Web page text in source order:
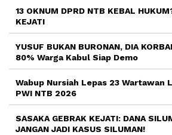
13 OKNUM DPRD NTB KEBAL
KEJATI
YUSUF BUKAN BURONAN, DIA
80% Warga Kabul Siap Demo
Wabup Nursiah Lepas 23 Wartawan
PWI NTB 2026
SASAKA GEBRAK KEJATI: DANA
JANGAN JADI KASUS SILUMAN!